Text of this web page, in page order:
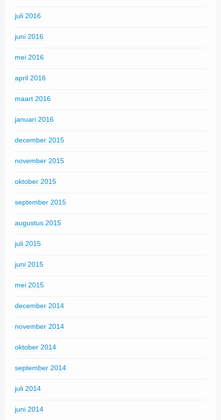
juli 2016
juni 2016
mei 2016
april 2016
maart 2016
januari 2016
december 2015
november 2015
oktober 2015
september 2015
augustus 2015
juli 2015
juni 2015
mei 2015
december 2014
november 2014
oktober 2014
september 2014
juli 2014
juni 2014